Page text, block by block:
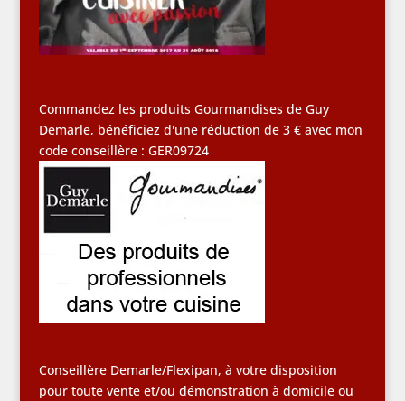
Commandez les produits Gourmandises de Guy
Demarle, bénéficiez d'une réduction de 3 € avec mon
code conseillère : GER09724
Conseillère Demarle/Flexipan, à votre disposition
pour toute vente et/ou démonstration à domicile ou